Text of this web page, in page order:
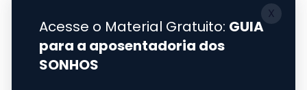
PL
R$ 460,09 mi
Cotistas
1